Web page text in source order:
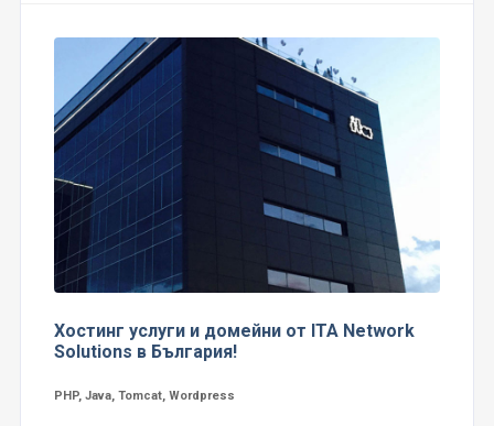
Хостинг услуги и домейни от ITA Network
Solutions в България!
PHP, Java, Tomcat, Wordpress